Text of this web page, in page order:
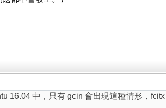
16.04 中，只有 gcin 會出現這種情形，